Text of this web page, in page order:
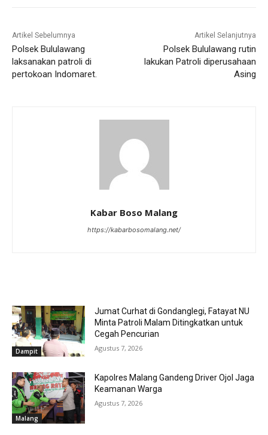
Artikel Sebelumnya
Polsek Bululawang
laksanakan patroli di
pertokoan Indomaret.
Artikel Selanjutnya
Polsek Bululawang rutin
lakukan Patroli diperusahaan
Asing
Kabar Boso Malang
https://kabarbosomalang.net/
Dampit
Jumat Curhat di Gondanglegi, Fatayat NU
Minta Patroli Malam Ditingkatkan untuk
Cegah Pencurian
Agustus 7, 2026
Malang
Kapolres Malang Gandeng Driver Ojol Jaga
Keamanan Warga
Agustus 7, 2026